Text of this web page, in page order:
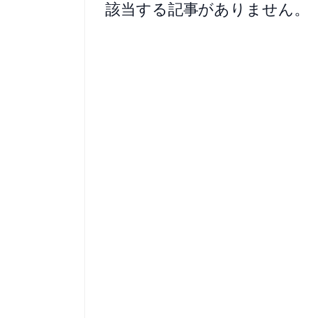
該当する記事がありません。